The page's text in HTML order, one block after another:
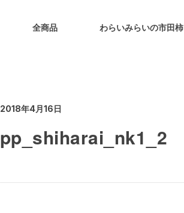
全商品 わらいみらいの市田柿
2018年4月16日
pp_shiharai_nk1_2